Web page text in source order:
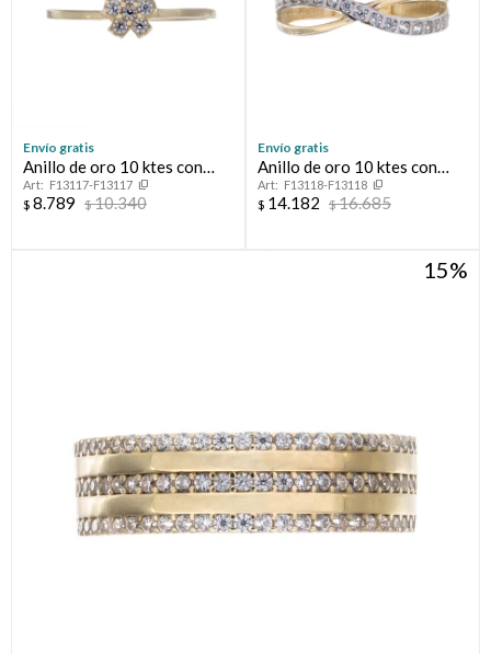
Envío gratis
Anillo de oro 10 ktes con
circonias, FLOT
F13117-F13117
$ 8.789 $10.340
Envío gratis
Anillo de oro 10 ktes con
circonias.
F13118-F13118
$ 14.182 $16.685
15